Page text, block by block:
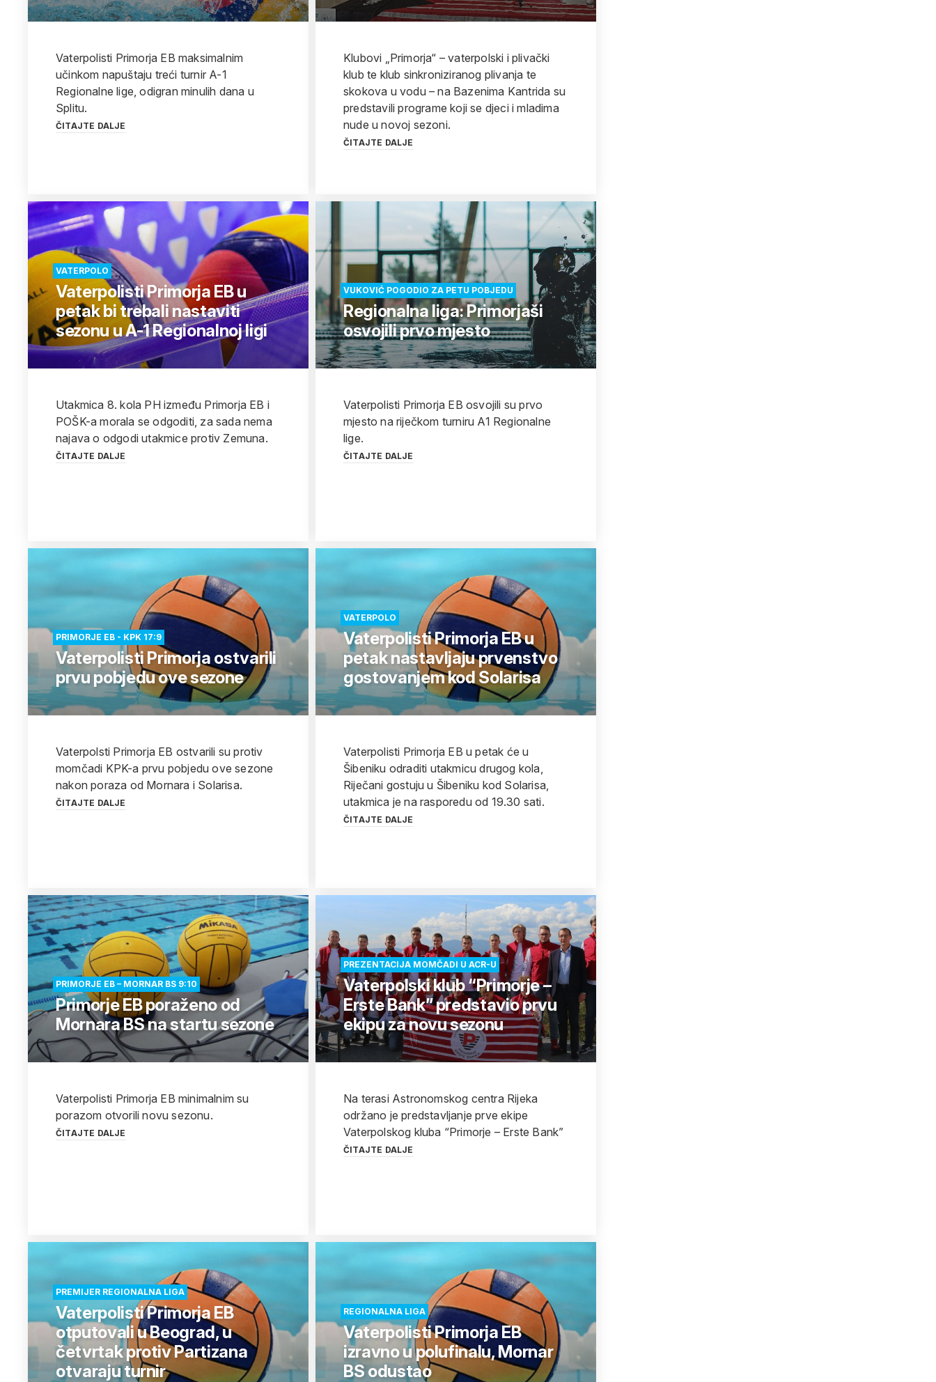
Vaterpolisti Primorja EB maksimalnim
učinkom napuštaju treći turnir A-1
Regionalne lige, odigran minulih dana u
Splitu.
ČITAJTE DALJE
Klubovi „Primorja“ – vaterpolski i plivački
klub te klub sinkroniziranog plivanja te
skokova u vodu – na Bazenima Kantrida su
predstavili programe koji se djeci i mladima
nude u novoj sezoni.
ČITAJTE DALJE
VATERPOLO
Vaterpolisti Primorja EB u
petak bi trebali nastaviti
sezonu u A-1 Regionalnoj ligi
Utakmica 8. kola PH između Primorja EB i
POŠK-a morala se odgoditi, za sada nema
najava o odgodi utakmice protiv Zemuna.
ČITAJTE DALJE
VUKOVIĆ POGODIO ZA PETU POBJEDU
Regionalna liga: Primorjaši
osvojili prvo mjesto
Vaterpolisti Primorja EB osvojili su prvo
mjesto na riječkom turniru A1 Regionalne
lige.
ČITAJTE DALJE
PRIMORJE EB - KPK 17:9
Vaterpolisti Primorja ostvarili
prvu pobjedu ove sezone
Vaterpolsti Primorja EB ostvarili su protiv
momčadi KPK-a prvu pobjedu ove sezone
nakon poraza od Mornara i Solarisa.
ČITAJTE DALJE
VATERPOLO
Vaterpolisti Primorja EB u
petak nastavljaju prvenstvo
gostovanjem kod Solarisa
Vaterpolisti Primorja EB u petak će u
Šibeniku odraditi utakmicu drugog kola,
Riječani gostuju u Šibeniku kod Solarisa,
utakmica je na rasporedu od 19.30 sati.
ČITAJTE DALJE
PRIMORJE EB – MORNAR BS 9:10
Primorje EB poraženo od
Mornara BS na startu sezone
Vaterpolisti Primorja EB minimalnim su
porazom otvorili novu sezonu.
ČITAJTE DALJE
PREZENTACIJA MOMČADI U ACR-U
Vaterpolski klub “Primorje –
Erste Bank” predstavio prvu
ekipu za novu sezonu
Na terasi Astronomskog centra Rijeka
održano je predstavljanje prve ekipe
Vaterpolskog kluba “Primorje – Erste Bank”
ČITAJTE DALJE
PREMIJER REGIONALNA LIGA
Vaterpolisti Primorja EB
otputovali u Beograd, u
četvrtak protiv Partizana
otvaraju turnir
REGIONALNA LIGA
Vaterpolisti Primorja EB
izravno u polufinalu, Mornar
BS odustao